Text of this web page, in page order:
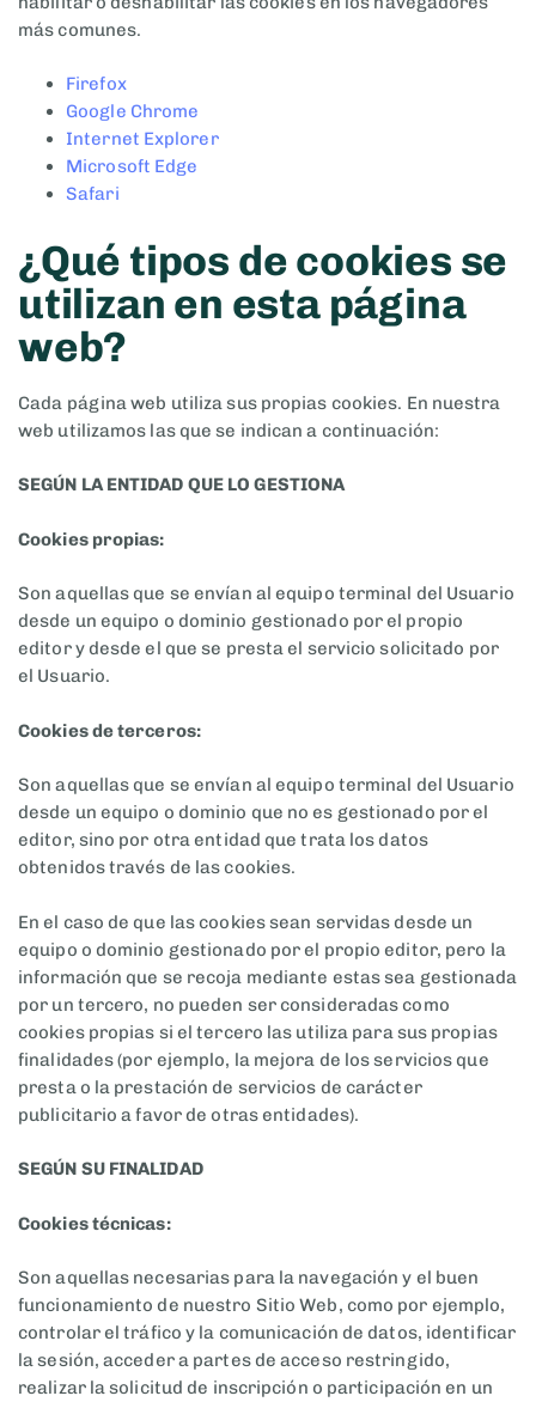
más comunes.
Firefox
Google Chrome
Internet Explorer
Microsoft Edge
Safari
¿Qué tipos de cookies se
utilizan en esta página
web?
Cada página web utiliza sus propias cookies. En nuestra
web utilizamos las que se indican a continuación:
SEGÚN LA ENTIDAD QUE LO GESTIONA
Cookies propias:
Son aquellas que se envían al equipo terminal del Usuario
desde un equipo o dominio gestionado por el propio
editor y desde el que se presta el servicio solicitado por
el Usuario.
Cookies de terceros:
Son aquellas que se envían al equipo terminal del Usuario
desde un equipo o dominio que no es gestionado por el
editor, sino por otra entidad que trata los datos
obtenidos través de las cookies.
En el caso de que las cookies sean servidas desde un
equipo o dominio gestionado por el propio editor, pero la
información que se recoja mediante estas sea gestionada
por un tercero, no pueden ser consideradas como
cookies propias si el tercero las utiliza para sus propias
finalidades (por ejemplo, la mejora de los servicios que
presta o la prestación de servicios de carácter
publicitario a favor de otras entidades).
SEGÚN SU FINALIDAD
Cookies técnicas:
Son aquellas necesarias para la navegación y el buen
funcionamiento de nuestro Sitio Web, como por ejemplo,
controlar el tráfico y la comunicación de datos, identificar
la sesión, acceder a partes de acceso restringido,
realizar la solicitud de inscripción o participación en un